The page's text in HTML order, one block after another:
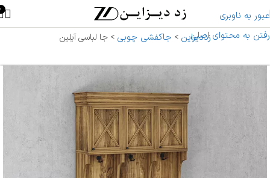
عبور به ناوبری
رفتن به محتوای اصلی
0
زددیزاین > جاکفشی چوبی > جا لباسی آیلین